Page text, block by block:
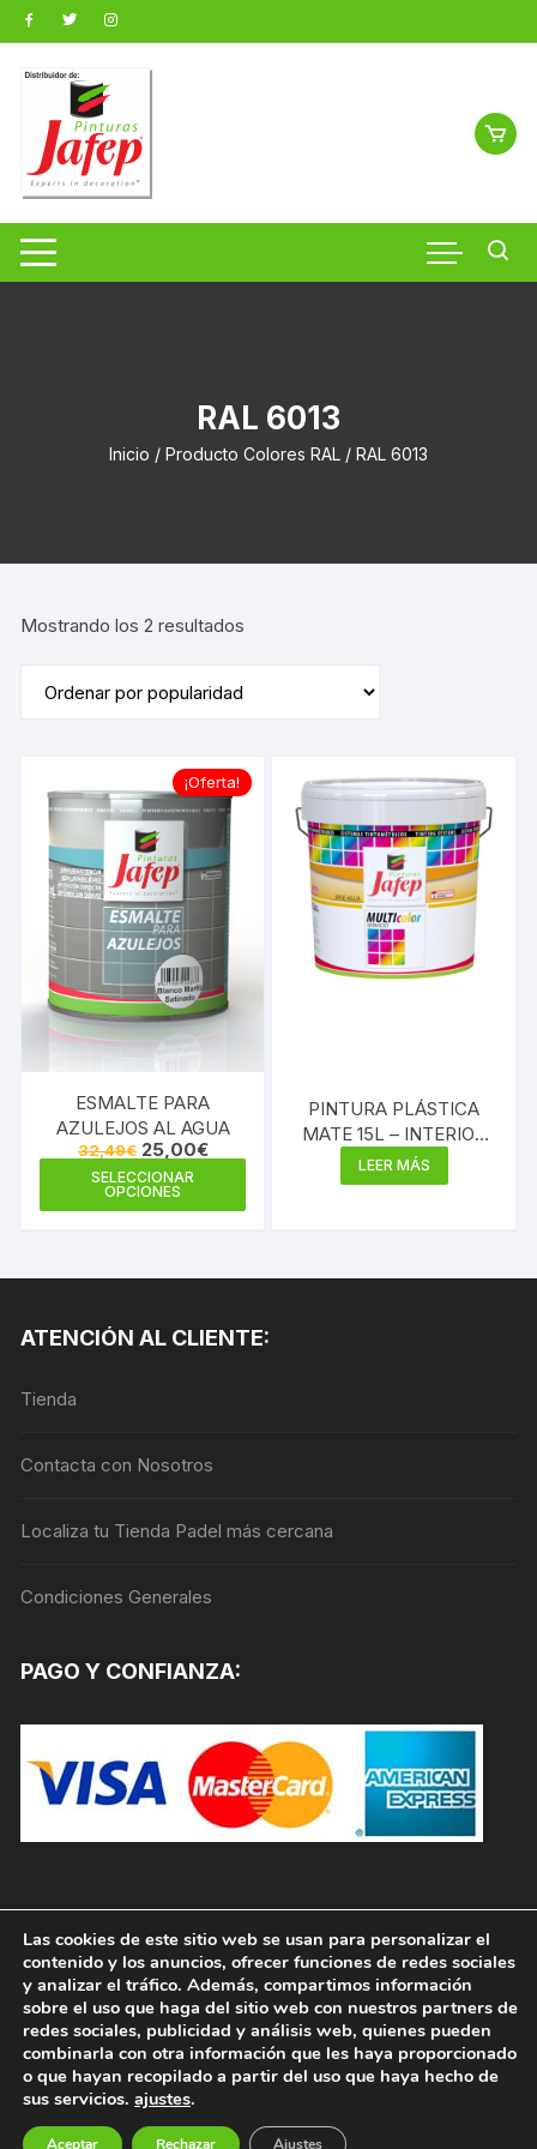
Saltar
al
contenido
RAL 6013
Inicio / Producto Colores RAL / RAL 6013
Mostrando los 2 resultados
¡Oferta!
ESMALTE PARA
AZULEJOS AL AGUA
32,49€ El
precio
original
era:
25,00€El
precio
SELECCIONAR
OPCIONES
variantes.
opciones
de
PINTURA PLÁSTICA
MATE 15L – INTERIOR
MULTICOLOR 300
LEER MÁS
ATENCIÓN AL CLIENTE:
Tienda
Contacta con Nosotros
Localiza tu Tienda Padel más cercana
Condiciones Generales
PAGO Y CONFIANZA:
Copyright © 2026, PINTURAS JAFEP |
PADELPINTURAS.COM. Todos los derechos reservados.
Las cookies de este sitio web se usan para personalizar el
contenido y los anuncios, ofrecer funciones de redes sociales
y analizar el tráfico. Además, compartimos información
sobre el uso que haga del sitio web con nuestros partners de
redes sociales, publicidad y análisis web, quienes pueden
combinarla con otra información que les haya proporcionado
o que hayan recopilado a partir del uso que haya hecho de
sus servicios. ajustes.
Aceptar Rechazar Ajustes